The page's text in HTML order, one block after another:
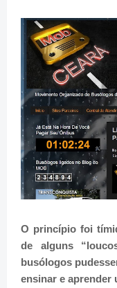
O princípio foi
de alguns
busólogos
ensinar e aprender